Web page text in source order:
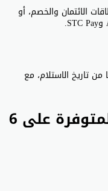
الائتمان والخصم، أو
سياسة إرجاع مرنة خلال 14 يومًا من تاريخ الاستلام، مع
أفضل فئات المنتجات المتوفرة على 6